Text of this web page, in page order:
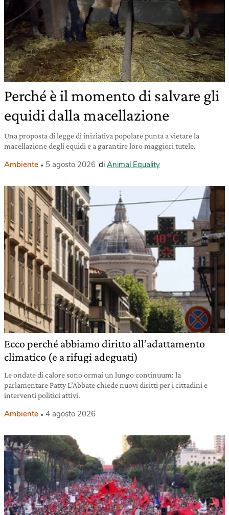
Perché è il momento di salvare gli
equidi dalla macellazione
Una proposta di legge di iniziativa popolare punta a vietare la
macellazione degli equidi e a garantire loro maggiori tutele.
Ambiente 5 agosto 2026 di Animal Equality
Ecco perché abbiamo diritto all’adattamento
climatico (e a rifugi adeguati)
Le ondate di calore sono ormai un lungo continuum: la
parlamentare Patty L’Abbate chiede nuovi diritti per i cittadini e
interventi politici attivi.
Ambiente 4 agosto 2026